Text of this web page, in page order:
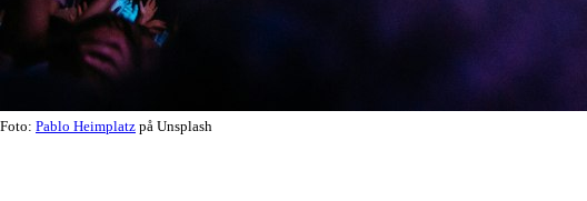
Foto: Pablo Heimplatz på Unsplash